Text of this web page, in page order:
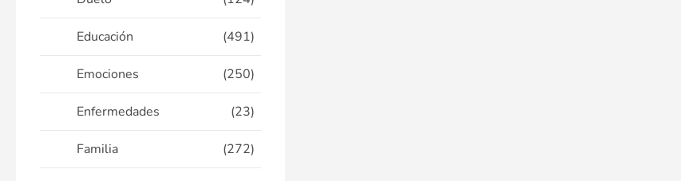
Educación (491)
Emociones (250)
Enfermedades (23)
Familia (272)